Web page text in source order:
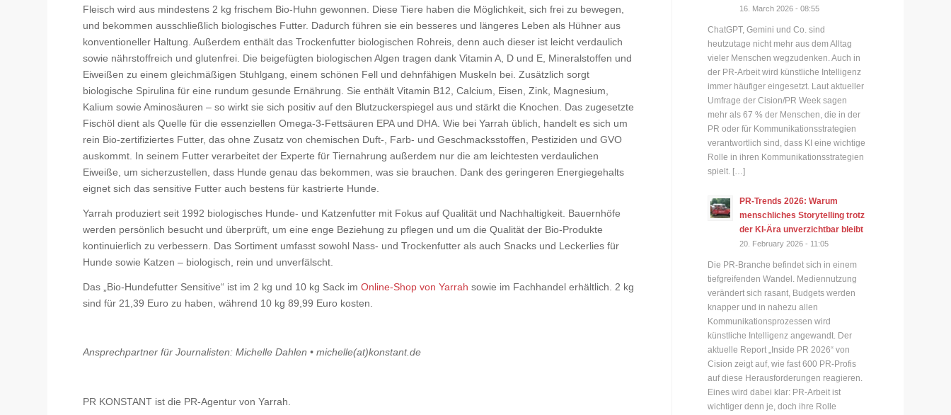
Fleisch wird aus mindestens 2 kg frischem Bio-Huhn gewonnen. Diese Tiere haben die Möglichkeit, sich frei zu bewegen,
und bekommen ausschließlich biologisches Futter. Dadurch führen sie ein besseres und längeres Leben als Hühner aus
konventioneller Haltung. Außerdem enthält das Trockenfutter biologischen Rohreis, denn auch dieser ist leicht verdaulich
sowie nährstoffreich und glutenfrei. Die beigefügten biologischen Algen tragen dank Vitamin A, D und E, Mineralstoffen und
Eiweißen zu einem gleichmäßigen Stuhlgang, einem schönen Fell und dehnfähigen Muskeln bei. Zusätzlich sorgt
biologische Spirulina für eine rundum gesunde Ernährung. Sie enthält Vitamin B12, Calcium, Eisen, Zink, Magnesium,
Kalium sowie Aminosäuren – so wirkt sie sich positiv auf den Blutzuckerspiegel aus und stärkt die Knochen. Das zugesetzte
Fischöl dient als Quelle für die essenziellen Omega-3-Fettsäuren EPA und DHA. Wie bei Yarrah üblich, handelt es sich um
rein Bio-zertifiziertes Futter, das ohne Zusatz von chemischen Duft-, Farb- und Geschmacksstoffen, Pestiziden und GVO
auskommt. In seinem Futter verarbeitet der Experte für Tiernahrung außerdem nur die am leichtesten verdaulichen
Eiweiße, um sicherzustellen, dass Hunde genau das bekommen, was sie brauchen. Dank des geringeren Energiegehalts
eignet sich das sensitive Futter auch bestens für kastrierte Hunde.
Yarrah produziert seit 1992 biologisches Hunde- und Katzenfutter mit Fokus auf Qualität und Nachhaltigkeit. Bauernhöfe
werden persönlich besucht und überprüft, um eine enge Beziehung zu pflegen und um die Qualität der Bio-Produkte
kontinuierlich zu verbessern. Das Sortiment umfasst sowohl Nass- und Trockenfutter als auch Snacks und Leckerlies für
Hunde sowie Katzen – biologisch, rein und unverfälscht.
Das „Bio-Hundefutter Sensitive“ ist im 2 kg und 10 kg Sack imOnline-Shop von Yarrah sowie im Fachhandel erhältlich. 2 kg
sind für 21,39 Euro zu haben, während 10 kg 89,99 Euro kosten.
Ansprechpartner für Journalisten: Michelle Dahlen • michelle(at)konstant.de
PR KONSTANT ist die PR-Agentur von Yarrah.
16. March 2026 - 08:55
ChatGPT, Gemini und Co. sind
heutzutage nicht mehr aus dem Alltag
vieler Menschen wegzudenken. Auch in
der PR-Arbeit wird künstliche Intelligenz
immer häufiger eingesetzt. Laut aktueller
Umfrage der Cision/PR Week sagen
mehr als 67 % der Menschen, die in der
PR oder für Kommunikationsstrategien
verantwortlich sind, dass KI eine wichtige
Rolle in ihren Kommunikationsstrategien
spielt. […]
PR-Trends 2026: Warum
menschliches Storytelling trotz
der KI-Ära unverzichtbar bleibt
20. February 2026 - 11:05
Die PR-Branche befindet sich in einem
tiefgreifenden Wandel. Mediennutzung
verändert sich rasant, Budgets werden
knapper und in nahezu allen
Kommunikationsprozessen wird
künstliche Intelligenz angewandt. Der
aktuelle Report „Inside PR 2026“ von
Cision zeigt auf, wie fast 600 PR-Profis
auf diese Herausforderungen reagieren.
Eines wird dabei klar: PR-Arbeit ist
wichtiger denn je, doch ihre Rolle